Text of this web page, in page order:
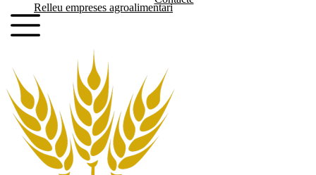
Relleu empreses agroalimentari